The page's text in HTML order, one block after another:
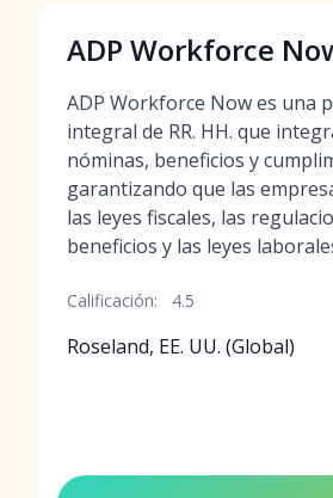
ADP Workforce
ADP Workforce Now es una
integral de RR. HH. que
nóminas, beneficios y
garantizando que las
las leyes fiscales, las
beneficios y las leyes
Calificación: 4.5
Roseland, EE. UU. (Global)